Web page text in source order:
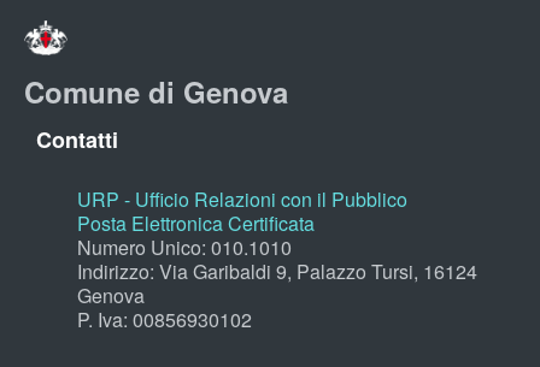
Comune di Genova
Contatti
URP - Ufficio Relazioni con il Pubblico
Posta Elettronica Certificata
Numero Unico: 010.1010
Indirizzo: Via Garibaldi 9, Palazzo Tursi, 16124
Genova
P. Iva: 00856930102